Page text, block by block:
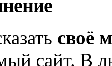
своё
сайт. В